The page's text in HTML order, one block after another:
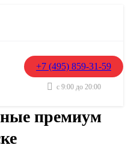
+7 (495) 859-31-59
с 9:00 до 20:00
премиум